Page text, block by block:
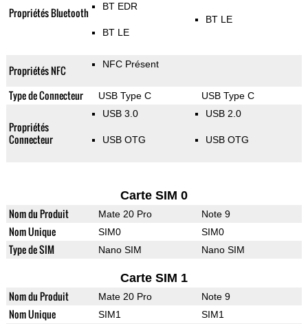
Propriétés Bluetooth BT EDR
BT LE
BT LE
Propriétés NFC NFC Présent
Type de Connecteur USB Type C USB Type C
Propriétés
Connecteur
USB 3.0
USB OTG
USB 2.0
USB OTG
Carte SIM 0
Nom du Produit Mate 20 Pro Note 9
Nom Unique SIM0 SIM0
Type de SIM Nano SIM Nano SIM
Carte SIM 1
Nom du Produit Mate 20 Pro Note 9
Nom Unique SIM1 SIM1